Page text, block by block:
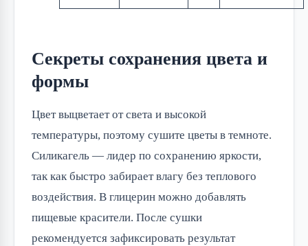
Секреты сохранения цвета и
формы
Цвет выцветает от света и высокой
температуры, поэтому сушите цветы в темноте.
Силикагель — лидер по сохранению яркости,
так как быстро забирает влагу без теплового
воздействия. В глицерин можно добавлять
пищевые красители. После сушки
рекомендуется зафиксировать результат